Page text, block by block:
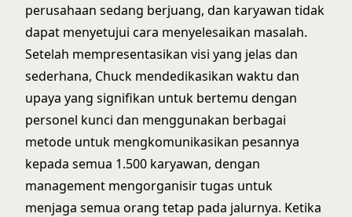
perusahaan sedang berjuang, dan karyawan tidak
dapat menyetujui cara menyelesaikan masalah.
Setelah mempresentasikan visi yang jelas dan
sederhana, Chuck mendedikasikan waktu dan
upaya yang signifikan untuk bertemu dengan
personel kunci dan menggunakan berbagai
metode untuk mengkomunikasikan pesannya
kepada semua 1.500 karyawan, dengan
management mengorganisir tugas untuk
menjaga semua orang tetap pada jalurnya. Ketika